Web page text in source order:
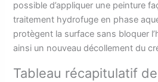
possible d’appliquer une peinture
traitement hydrofuge en phase
protègent la surface sans bloquer
ainsi un nouveau décollement du
Tableau récapitulatif